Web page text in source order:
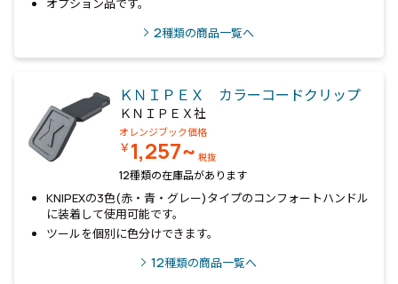
オプション品です。
2種類の商品一覧へ
ＫＮＩＰＥＸ カラーコードクリップ
ＫＮＩＰＥＸ社
オレンジブック価格
￥1,257~ 税抜
12種類の在庫品があります
KNIPEXの3色(赤・青・グレー)タイプのコンフォートハンドル
に装着して使用可能です。
ツールを個別に色分けできます。
12種類の商品一覧へ